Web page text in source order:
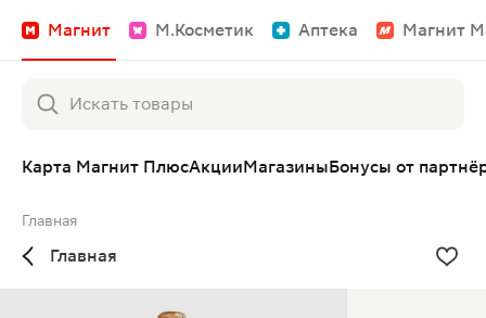
Магнит М.Косметик Аптека Магнит
Карта Магнит ПлюсАкцииМагазиныБонусы от
Главная
Главная